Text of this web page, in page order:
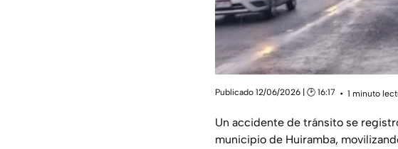
Publicado 12/06/2026 | 🕑 16:17 1 minuto
Un accidente de tránsito se
municipio de Huiramba,